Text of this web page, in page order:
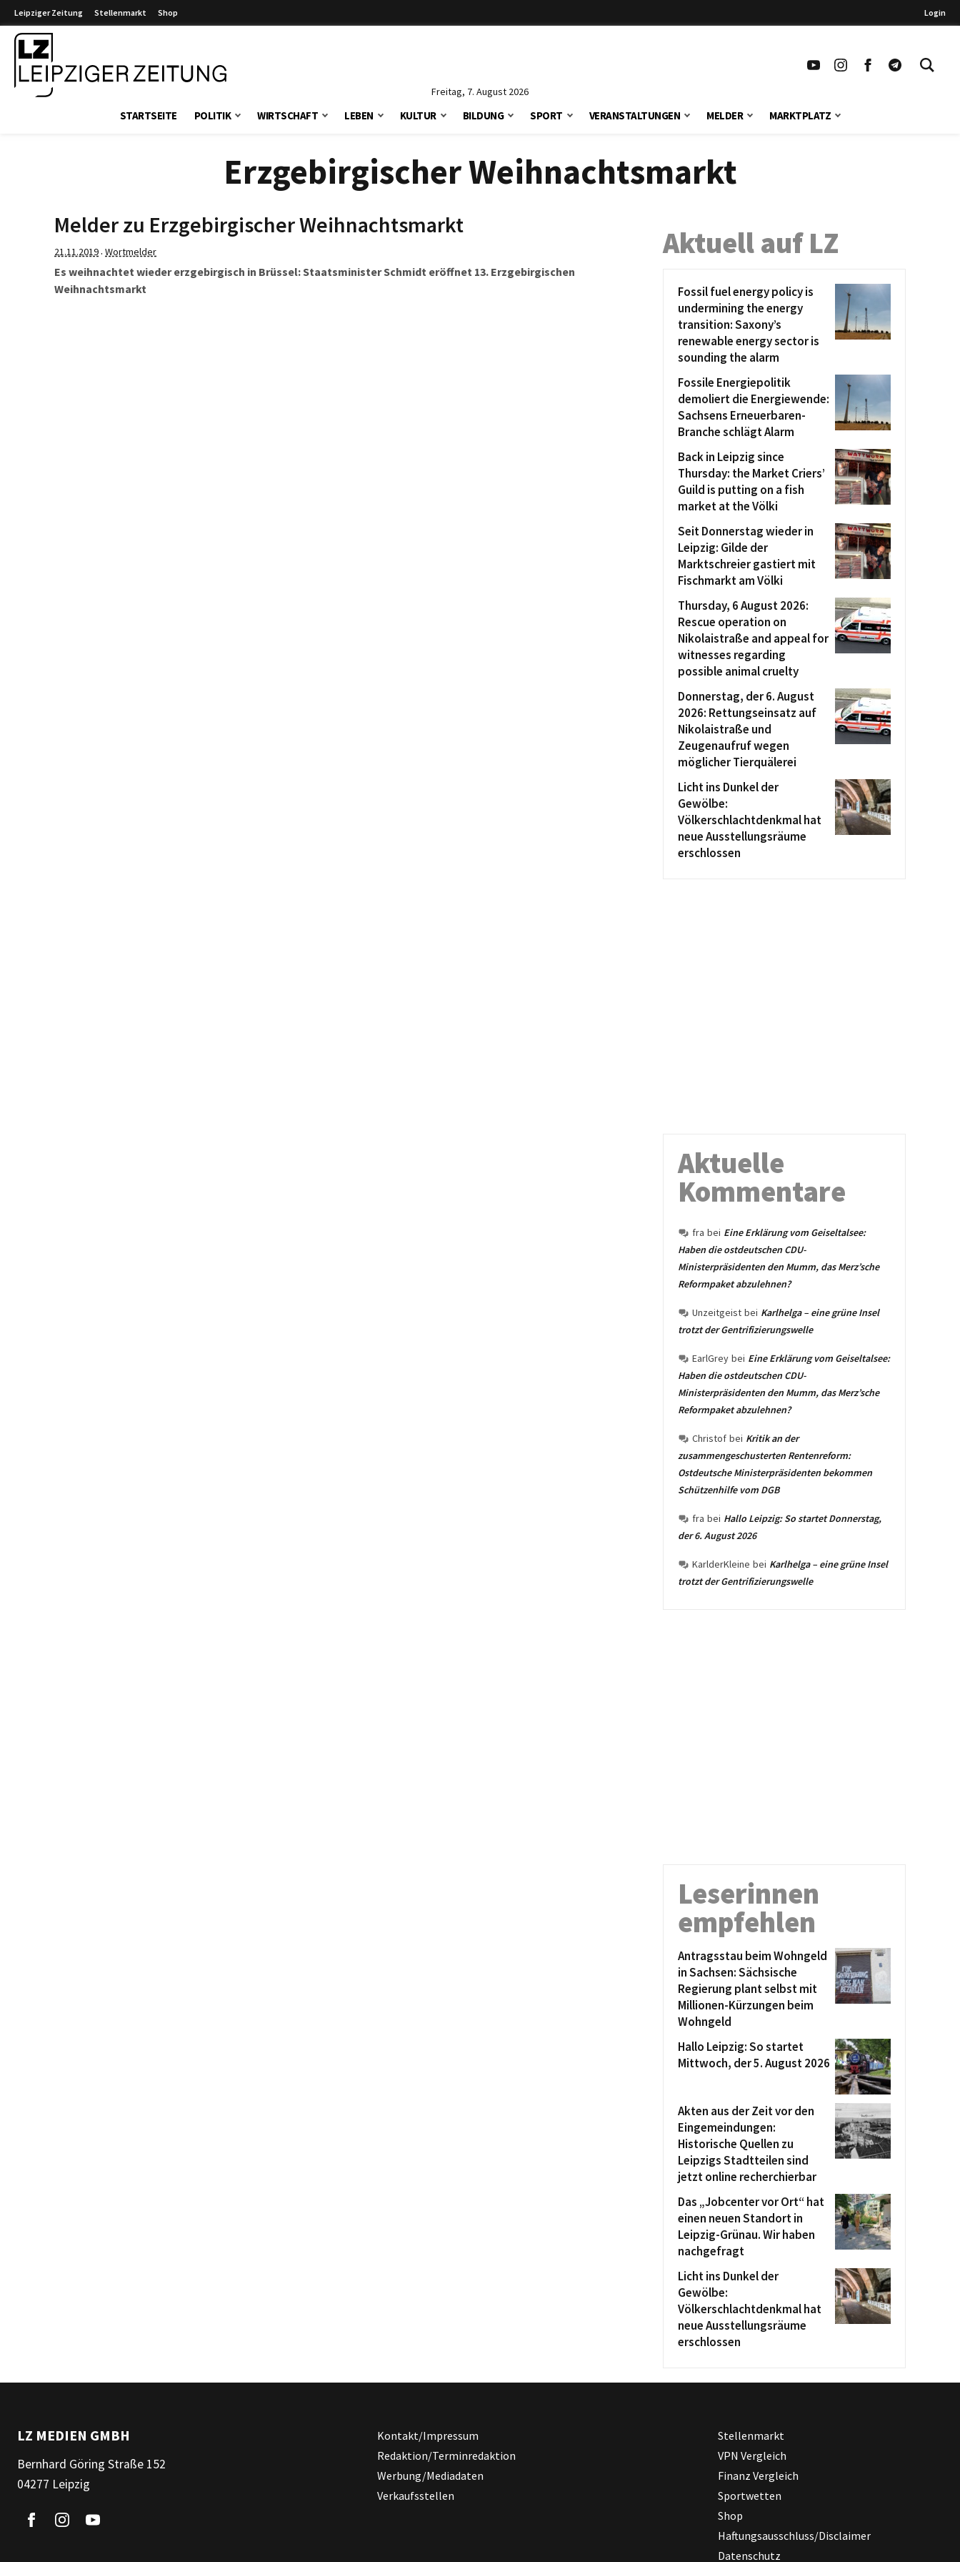
Leipziger Zeitung Stellenmarkt Shop Login
Freitag, 7. August 2026
STARTSEITE POLITIK WIRTSCHAFT LEBEN KULTUR BILDUNG SPORT VERANSTALTUNGEN MELDER MARKTPLATZ
Erzgebirgischer Weihnachtsmarkt
Melder zu Erzgebirgischer Weihnachtsmarkt
21.11.2019· Wortmelder
Es weihnachtet wieder erzgebirgisch in Brüssel: Staatsminister Schmidt eröffnet 13. Erzgebirgischen
Weihnachtsmarkt
Aktuell auf LZ
Fossil fuel energy policy is
undermining the energy
transition: Saxony’s
renewable energy sector is
sounding the alarm
Fossile Energiepolitik
demoliert die Energiewende:
Sachsens Erneuerbaren-
Branche schlägt Alarm
Back in Leipzig since
Thursday: the Market Criers’
Guild is putting on a fish
market at the Völki
Seit Donnerstag wieder in
Leipzig: Gilde der
Marktschreier gastiert mit
Fischmarkt am Völki
Thursday, 6 August 2026:
Rescue operation on
Nikolaistraße and appeal for
witnesses regarding
possible animal cruelty
Donnerstag, der 6. August
2026: Rettungseinsatz auf
Nikolaistraße und
Zeugenaufruf wegen
möglicher Tierquälerei
Licht ins Dunkel der
Gewölbe:
Völkerschlachtdenkmal hat
neue Ausstellungsräume
erschlossen
Aktuelle
Kommentare
fra bei Eine Erklärung vom Geiseltalsee:
Haben die ostdeutschen CDU-
Ministerpräsidenten den Mumm, das Merz’sche
Reformpaket abzulehnen?
Unzeitgeist bei Karlhelga – eine grüne Insel
trotzt der Gentrifizierungswelle
EarlGrey bei Eine Erklärung vom Geiseltalsee:
Haben die ostdeutschen CDU-
Ministerpräsidenten den Mumm, das Merz’sche
Reformpaket abzulehnen?
Christof bei Kritik an der
zusammengeschusterten Rentenreform:
Ostdeutsche Ministerpräsidenten bekommen
Schützenhilfe vom DGB
fra bei Hallo Leipzig: So startet Donnerstag,
der 6. August 2026
KarlderKleine bei Karlhelga – eine grüne Insel
trotzt der Gentrifizierungswelle
Leserinnen
empfehlen
Antragsstau beim Wohngeld
in Sachsen: Sächsische
Regierung plant selbst mit
Millionen-Kürzungen beim
Wohngeld
Hallo Leipzig: So startet
Mittwoch, der 5. August 2026
Akten aus der Zeit vor den
Eingemeindungen:
Historische Quellen zu
Leipzigs Stadtteilen sind
jetzt online recherchierbar
Das „Jobcenter vor Ort“ hat
einen neuen Standort in
Leipzig-Grünau. Wir haben
nachgefragt
Licht ins Dunkel der
Gewölbe:
Völkerschlachtdenkmal hat
neue Ausstellungsräume
erschlossen
LZ MEDIEN GMBH
Bernhard Göring Straße 152
04277 Leipzig
Kontakt/Impressum
Redaktion/Terminredaktion
Werbung/Mediadaten
Verkaufsstellen
Stellenmarkt
VPN Vergleich
Finanz Vergleich
Sportwetten
Shop
Haftungsausschluss/Disclaimer
Datenschutz